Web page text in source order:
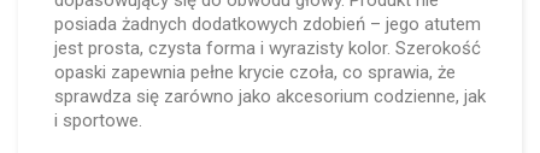
posiada żadnych dodatkowych zdobień – jego atutem
jest prosta, czysta forma i wyrazisty kolor. Szerokość
opaski zapewnia pełne krycie czoła, co sprawia, że
sprawdza się zarówno jako akcesorium codzienne, jak
i sportowe.